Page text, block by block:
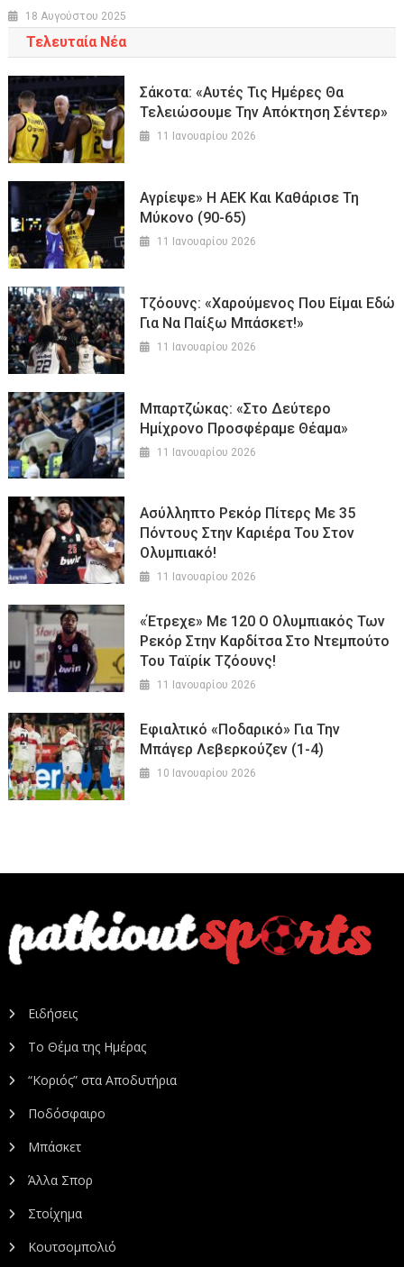
18 Αυγούστου 2025
Τελευταία Νέα
Σάκοτα: «Αυτές Τις Ημέρες Θα
Τελειώσουμε Την Απόκτηση Σέντερ»
11 Ιανουαρίου 2026
Αγρίεψε» Η ΑΕΚ Και Καθάρισε Τη
Μύκονο (90-65)
11 Ιανουαρίου 2026
Τζόουνς: «Χαρούμενος Που Είμαι Εδώ
Για Να Παίξω Μπάσκετ!»
11 Ιανουαρίου 2026
Μπαρτζώκας: «Στο Δεύτερο
Ημίχρονο Προσφέραμε Θέαμα»
11 Ιανουαρίου 2026
Ασύλληπτο Ρεκόρ Πίτερς Με 35
Πόντους Στην Καριέρα Του Στον
Ολυμπιακό!
11 Ιανουαρίου 2026
«Έτρεχε» Με 120 Ο Ολυμπιακός Των
Ρεκόρ Στην Καρδίτσα Στο Ντεμπούτο
Του Ταϊρίκ Τζόουνς!
11 Ιανουαρίου 2026
Εφιαλτικό «ποδαρικό» Για Την
Μπάγερ Λεβερκούζεν (1-4)
10 Ιανουαρίου 2026
Ειδήσεις
Το Θέμα της Ημέρας
“Κοριός” στα Αποδυτήρια
Ποδόσφαιρο
Μπάσκετ
Άλλα Σπορ
Στοίχημα
Κουτσομπολιό